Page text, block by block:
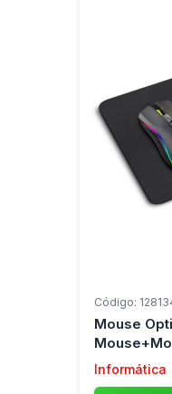
Código:
Mouse
Multi (Kit)
Informática